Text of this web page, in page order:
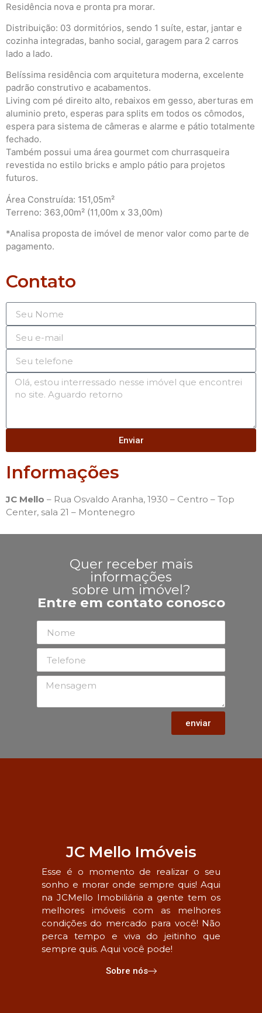
Residência nova e pronta pra morar.
Distribuição: 03 dormitórios, sendo 1 suíte, estar, jantar e
cozinha integradas, banho social, garagem para 2 carros
lado a lado.
Belíssima residência com arquitetura moderna, excelente
padrão construtivo e acabamentos.
Living com pé direito alto, rebaixos em gesso, aberturas em
aluminio preto, esperas para splits em todos os cômodos,
espera para sistema de câmeras e alarme e pátio totalmente
fechado.
Também possui uma área gourmet com churrasqueira
revestida no estilo bricks e amplo pátio para projetos
futuros.
Área Construída: 151,05m²
Terreno: 363,00m² (11,00m x 33,00m)
*Analisa proposta de imóvel de menor valor como parte de
pagamento.
Contato
Enviar
Informações
JC Mello – Rua Osvaldo Aranha, 1930 – Centro – Top
Center, sala 21 – Montenegro
Quer receber mais
informações
sobre um imóvel?
Entre em contato conosco
enviar
JC Mello Imóveis
Esse é o momento de realizar o seu
sonho e morar onde sempre quis! Aqui
na JCMello Imobiliária a gente tem os
melhores imóveis com as melhores
condições do mercado para você! Não
perca tempo e viva do jeitinho que
sempre quis. Aqui você pode!
Sobre nós